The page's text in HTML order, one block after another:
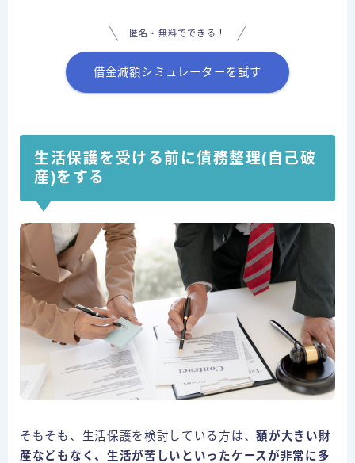
匿名・無料でできる！
借金減額シミュレーターを試す
生活保護を受ける前に債務整理(自己破
産)をする
そもそも、生活保護を検討している方は、額が大きい財
産などもなく、生活が苦しいといったケースが非常に多